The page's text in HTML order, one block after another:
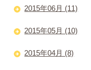
2015年06月 (11)
2015年05月 (10)
2015年04月 (8)